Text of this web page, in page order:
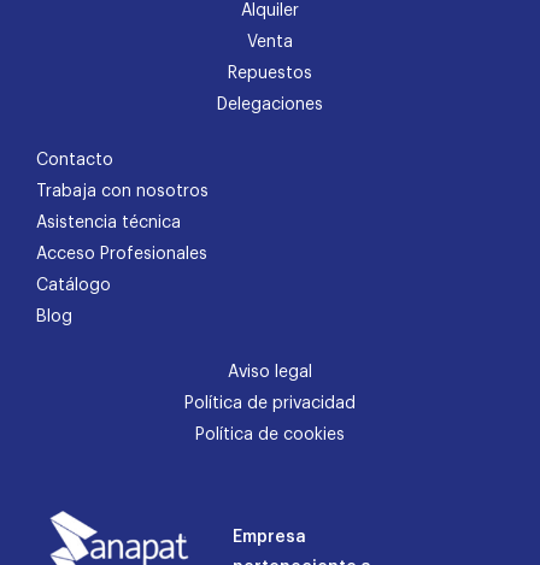
Alquiler
Venta
Repuestos
Delegaciones
Contacto
Trabaja con nosotros
Asistencia técnica
Acceso Profesionales
Catálogo
Blog
Aviso legal
Política de privacidad
Política de cookies
Empresa